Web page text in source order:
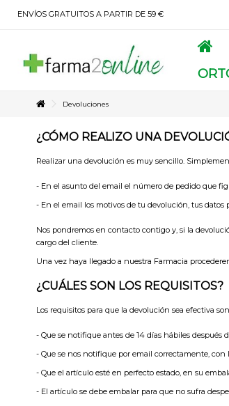
ENVÍOS GRATUITOS A PARTIR DE 59 €
Devoluciones
¿CÓMO REALIZO UNA
Realizar una devolución es muy sencillo.
- En el asunto del email el número de pedido que
- En el email los motivos de tu devolución, tus
Nos pondremos en contacto contigo y, si la
cargo del cliente.
Una vez haya llegado a nuestra Farmacia
¿CUÁLES SON LOS REQUISITOS?
Los requisitos para que la devolución sea efectiva
- Que se notifique antes de 14 días hábiles después
- Que se nos notifique por email correctamente,
- Que el artículo esté en perfecto estado, en su
- El artículo se debe embalar para que no sufra